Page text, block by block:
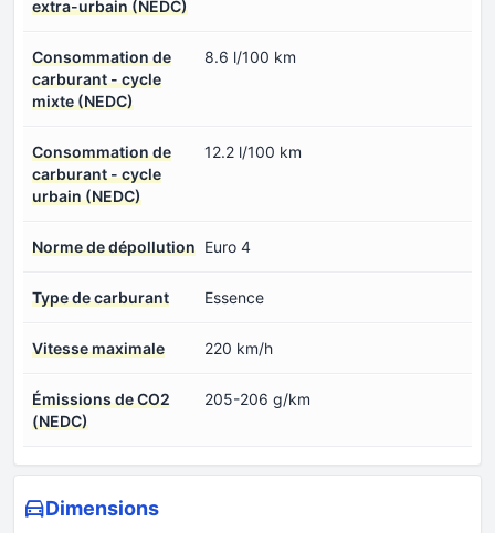
extra-urbain (NEDC)
Consommation de
carburant - cycle
mixte (NEDC)
8.6 l/100 km
Consommation de
carburant - cycle
urbain (NEDC)
12.2 l/100 km
Norme de dépollution Euro 4
Type de carburant Essence
Vitesse maximale 220 km/h
Émissions de CO2
(NEDC)
205-206 g/km
Dimensions